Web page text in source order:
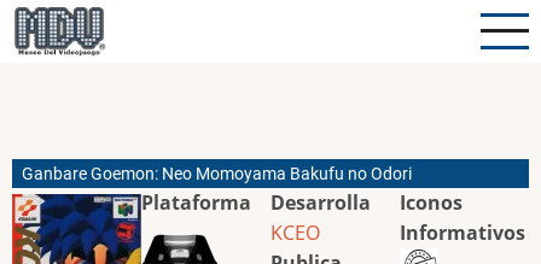
Pasar
al
Ganbare Goemon: Neo Momoyama Bakufu no Odori
Plataforma
Desarrolla
KCEO
Iconos
Informativos